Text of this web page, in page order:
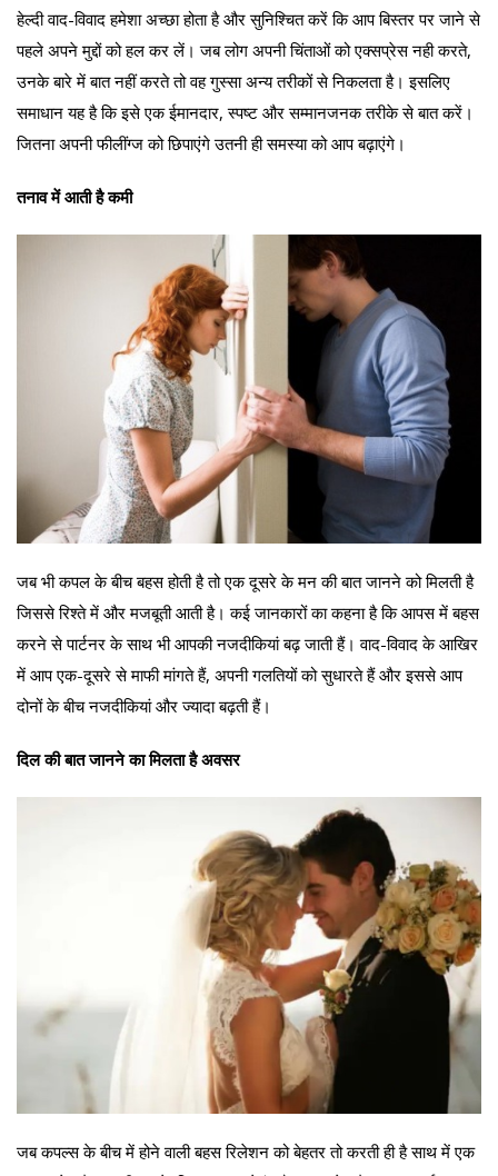
हेल्दी वाद-विवाद हमेशा अच्छा होता है और सुनिश्चित करें कि आप बिस्तर पर जाने से
पहले अपने मुद्दों को हल कर लें। जब लोग अपनी चिंताओं को एक्सप्रेस नही करते,
उनके बारे में बात नहीं करते तो वह गुस्सा अन्य तरीकों से निकलता है। इसलिए
समाधान यह है कि इसे एक ईमानदार, स्पष्ट और सम्मानजनक तरीके से बात करें।
जितना अपनी फीलींग्ज को छिपाएंगे उतनी ही समस्या को आप बढ़ाएंगे।
तनाव में आती है कमी
जब भी कपल के बीच बहस होती है तो एक दूसरे के मन की बात जानने को मिलती है
जिससे रिश्ते में और मजबूती आती है। कई जानकारों का कहना है कि आपस में बहस
करने से पार्टनर के साथ भी आपकी नजदीकियां बढ़ जाती हैं। वाद-विवाद के आखिर
में आप एक-दूसरे से माफी मांगते हैं, अपनी गलतियों को सुधारते हैं और इससे आप
दोनों के बीच नजदीकियां और ज्यादा बढ़ती हैं।
दिल की बात जानने का मिलता है अवसर
जब कपल्स के बीच में होने वाली बहस रिलेशन को बेहतर तो करती ही है साथ में एक